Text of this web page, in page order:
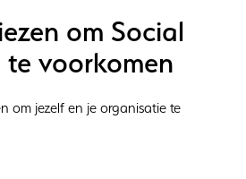
om Social
te voorkomen
om jezelf en je organisatie te